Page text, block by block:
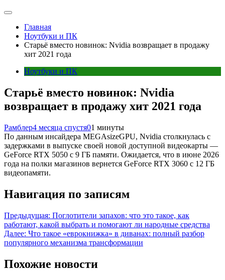
Главная
Ноутбуки и ПК
Старьё вместо новинок: Nvidia возвращает в продажу
хит 2021 года
Ноутбуки и ПК
Старьё вместо новинок: Nvidia
возвращает в продажу хит 2021 года
Рамблер4 месяца спустя01 минуты
По данным инсайдера MEGAsizeGPU, Nvidia столкнулась с
задержками в выпуске своей новой доступной видеокарты —
GeForce RTX 5050 с 9 ГБ памяти. Ожидается, что в июне 2026
года на полки магазинов вернется GeForce RTX 3060 с 12 ГБ
видеопамяти.
Навигация по записям
Предыдущая: Поглотители запахов: что это такое, как
работают, какой выбрать и помогают ли народные средства
Далее: Что такое «еврокнижка» в диванах: полный разбор
популярного механизма трансформации
Похожие новости